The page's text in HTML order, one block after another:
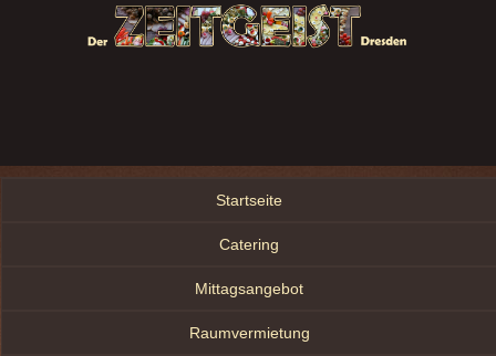
Startseite
Catering
Mittagsangebot
Raumvermietung